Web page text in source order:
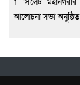
আলোচনা সভা